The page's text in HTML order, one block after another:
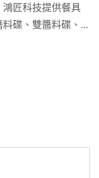
匠科技提供餐具
碟、雙醬料碟、